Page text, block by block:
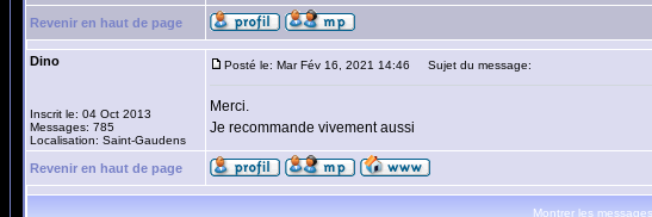
Revenir en haut de page
Dino
Inscrit le: 04 Oct 2013
Messages: 785
Localisation: Saint-Gaudens
Posté le: Mar Fév 16, 2021 14:46 Sujet du message:
Merci.
Je recommande vivement aussi
Revenir en haut de page
Montrer les